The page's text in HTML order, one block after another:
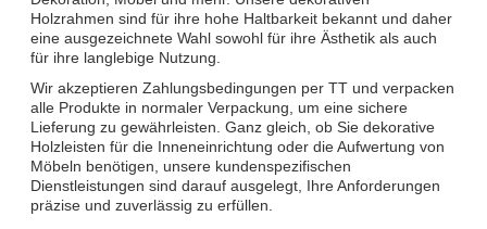
Holzrahmen sind für ihre hohe Haltbarkeit bekannt und daher
eine ausgezeichnete Wahl sowohl für ihre Ästhetik als auch
für ihre langlebige Nutzung.
Wir akzeptieren Zahlungsbedingungen per TT und verpacken
alle Produkte in normaler Verpackung, um eine sichere
Lieferung zu gewährleisten. Ganz gleich, ob Sie dekorative
Holzleisten für die Inneneinrichtung oder die Aufwertung von
Möbeln benötigen, unsere kundenspezifischen
Dienstleistungen sind darauf ausgelegt, Ihre Anforderungen
präzise und zuverlässig zu erfüllen.